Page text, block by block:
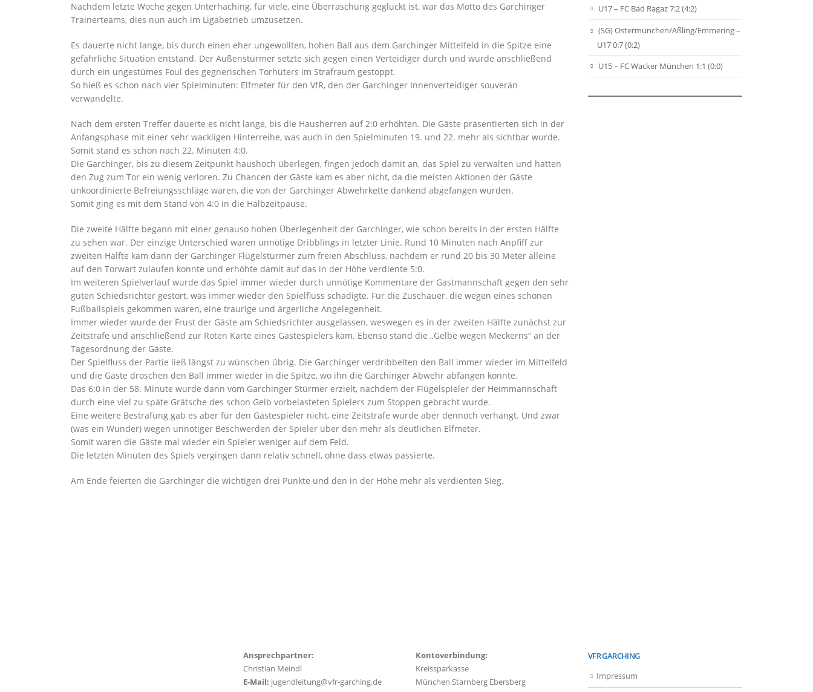
Nachdem letzte Woche gegen Unterhaching, für viele, eine Überraschung geglückt ist, war das Motto des Garchinger
Trainerteams, dies nun auch im Ligabetrieb umzusetzen.
Es dauerte nicht lange, bis durch einen eher ungewollten, hohen Ball aus dem Garchinger Mittelfeld in die Spitze eine
gefährliche Situation entstand. Der Außenstürmer setzte sich gegen einen Verteidiger durch und wurde anschließend
durch ein ungestümes Foul des gegnerischen Torhüters im Strafraum gestoppt.
So hieß es schon nach vier Spielminuten: Elfmeter für den VfR, den der Garchinger Innenverteidiger souverän
verwandelte.
Nach dem ersten Treffer dauerte es nicht lange, bis die Hausherren auf 2:0 erhöhten. Die Gäste präsentierten sich in der
Anfangsphase mit einer sehr wackligen Hinterreihe, was auch in den Spielminuten 19. und 22. mehr als sichtbar wurde.
Somit stand es schon nach 22. Minuten 4:0.
Die Garchinger, bis zu diesem Zeitpunkt haushoch überlegen, fingen jedoch damit an, das Spiel zu verwalten und hatten
den Zug zum Tor ein wenig verloren. Zu Chancen der Gäste kam es aber nicht, da die meisten Aktionen der Gäste
unkoordinierte Befreiungsschläge waren, die von der Garchinger Abwehrkette dankend abgefangen wurden.
Somit ging es mit dem Stand von 4:0 in die Halbzeitpause.
Die zweite Hälfte begann mit einer genauso hohen Überlegenheit der Garchinger, wie schon bereits in der ersten Hälfte
zu sehen war. Der einzige Unterschied waren unnötige Dribblings in letzter Linie. Rund 10 Minuten nach Anpfiff zur
zweiten Hälfte kam dann der Garchinger Flügelstürmer zum freien Abschluss, nachdem er rund 20 bis 30 Meter alleine
auf den Torwart zulaufen konnte und erhöhte damit auf das in der Höhe verdiente 5:0.
Im weiteren Spielverlauf wurde das Spiel immer wieder durch unnötige Kommentare der Gastmannschaft gegen den sehr
guten Schiedsrichter gestört, was immer wieder den Spielfluss schädigte. Für die Zuschauer, die wegen eines schönen
Fußballspiels gekommen waren, eine traurige und ärgerliche Angelegenheit.
Immer wieder wurde der Frust der Gäste am Schiedsrichter ausgelassen, weswegen es in der zweiten Hälfte zunächst zur
Zeitstrafe und anschließend zur Roten Karte eines Gästespielers kam. Ebenso stand die „Gelbe wegen Meckerns“ an der
Tagesordnung der Gäste.
Der Spielfluss der Partie ließ längst zu wünschen übrig. Die Garchinger verdribbelten den Ball immer wieder im Mittelfeld
und die Gäste droschen den Ball immer wieder in die Spitze, wo ihn die Garchinger Abwehr abfangen konnte.
Das 6:0 in der 58. Minute wurde dann vom Garchinger Stürmer erzielt, nachdem der Flügelspieler der Heimmannschaft
durch eine viel zu späte Grätsche des schon Gelb vorbelasteten Spielers zum Stoppen gebracht wurde.
Eine weitere Bestrafung gab es aber für den Gästespieler nicht, eine Zeitstrafe wurde aber dennoch verhängt. Und zwar
(was ein Wunder) wegen unnötiger Beschwerden der Spieler über den mehr als deutlichen Elfmeter.
Somit waren die Gäste mal wieder ein Spieler weniger auf dem Feld.
Die letzten Minuten des Spiels vergingen dann relativ schnell, ohne dass etwas passierte.
Am Ende feierten die Garchinger die wichtigen drei Punkte und den in der Höhe mehr als verdienten Sieg.
U17 – FC Bad Ragaz 7:2 (4:2)
(SG) Ostermünchen/Aßling/Emmering –
U17 0:7 (0:2)
U15 – FC Wacker München 1:1 (0:0)
Ansprechpartner:
Christian Meindl
E-Mail: jugendleitung@vfr-garching.de
Kontoverbindung:
Kreissparkasse
München Starnberg Ebersberg
VFR GARCHING
Impressum